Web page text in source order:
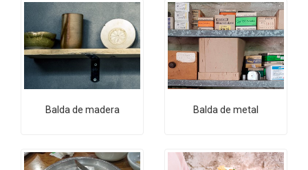
Balda de madera Balda de metal